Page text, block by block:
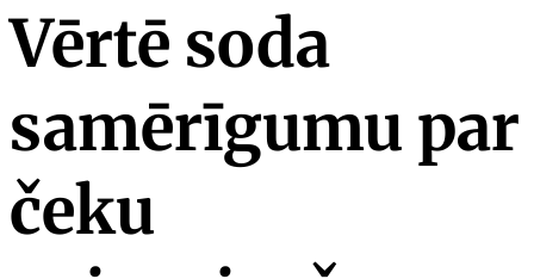
Vērtē soda
samērīgumu par
čeku